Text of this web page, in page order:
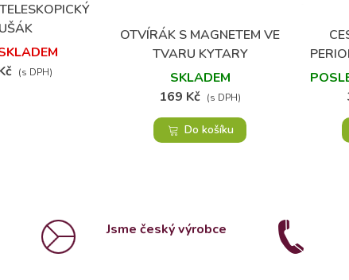
oblíbených
(s DPH)
Přidat do oblíbených
OTVÍRÁK S MAGNETEM VE
TVARU KYTARY
SKLADEM
169 Kč (s DPH)
Do košíku
Jsme český výrobce